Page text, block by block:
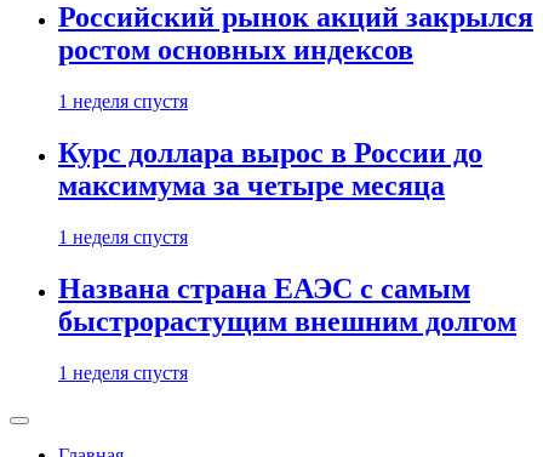
Российский рынок акций закрылся
ростом основных индексов
1 неделя спустя
Курс доллара вырос в России до
максимума за четыре месяца
1 неделя спустя
Названа страна ЕАЭС с самым
быстрорастущим внешним долгом
1 неделя спустя